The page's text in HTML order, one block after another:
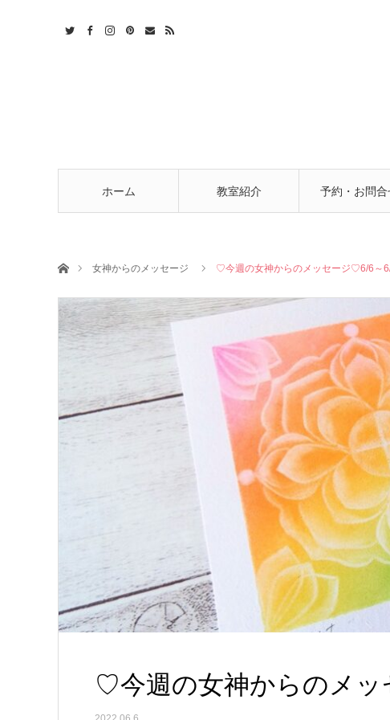
ホーム 教室紹介 予約・お問合
ホーム女神からのメッセージ ♡今週の女神からのメッセージ♡6/6～
♡今週の女神からのメ